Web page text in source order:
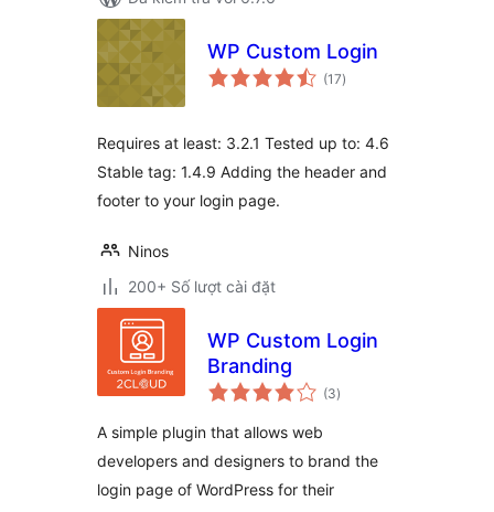
WP Custom Login
(17tổng
đánh
)
Requires at least: 3.2.1 Tested up to: 4.6
Stable tag: 1.4.9 Adding the header and
footer to your login page.
Ninos
200+ Số lượt cài đặt
WP Custom Login
Branding
(3tổng
đánh
)
A simple plugin that allows web
developers and designers to brand the
login page of WordPress for their